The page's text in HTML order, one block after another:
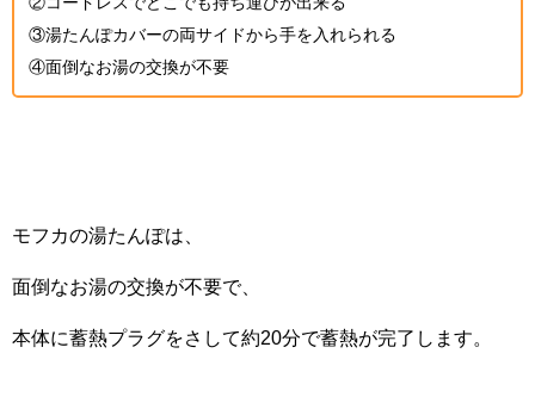
③湯たんぽカバーの両サイドから手を入れられる
④面倒なお湯の交換が不要
モフカの湯たんぽは、
面倒なお湯の交換が不要で、
本体に蓄熱プラグをさして約20分で蓄熱が完了します。